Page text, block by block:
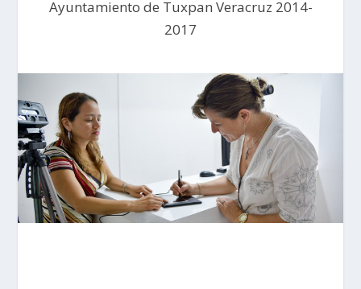
Ayuntamiento de Tuxpan Veracruz 2014-
2017